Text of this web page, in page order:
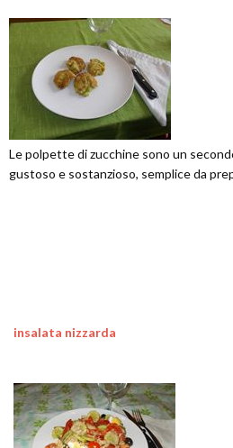
Le polpette di zucchine sono un
gustoso e sostanzioso, semplice da
insalata nizzarda